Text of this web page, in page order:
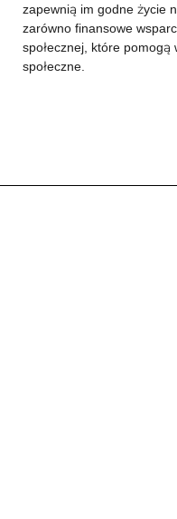
zapewnią im godne życie
zarówno finansowe
społecznej, które
społeczne.